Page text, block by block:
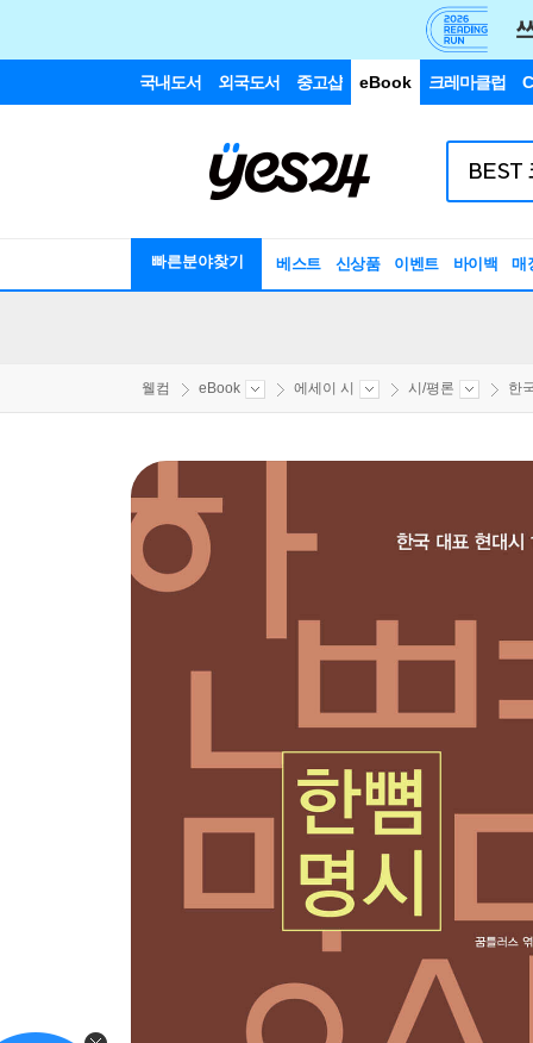
국내도서 외국도서 중고샵 eBook 크레마클럽
빠른분야찾기 베스트 신상품 이벤트 바이백 매
웰컴 eBook 에세이 시 시/평론 한